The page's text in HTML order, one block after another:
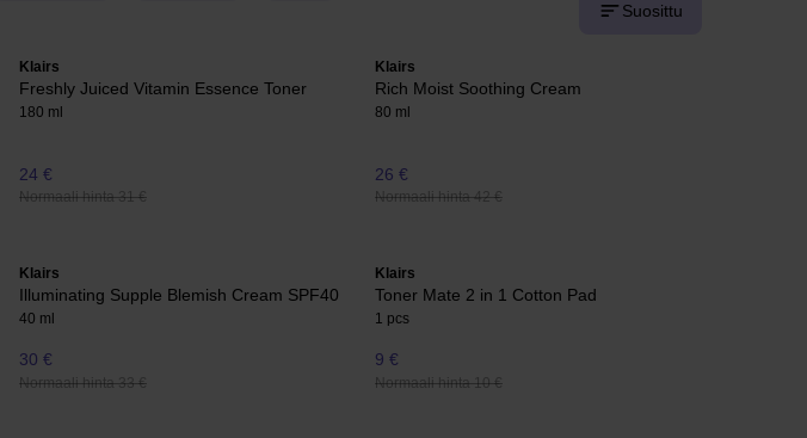
Suosittu
Klairs
Freshly Juiced Vitamin Essence Toner
180 ml
24 €
Normaali hinta 31 €
Klairs
Rich Moist Soothing Cream
80 ml
26 €
Normaali hinta 42 €
Klairs
Illuminating Supple Blemish Cream SPF40
40 ml
30 €
Normaali hinta 33 €
Klairs
Toner Mate 2 in 1 Cotton Pad
1 pcs
9 €
Normaali hinta 10 €